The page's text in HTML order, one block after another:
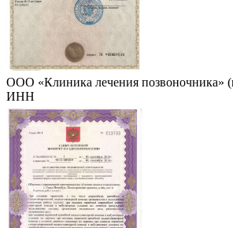
ООО «Клиника лечения позвоночника»
ИНН